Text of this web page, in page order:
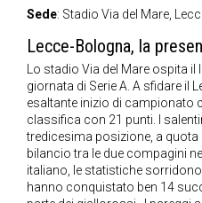
Sede: Stadio Via del Mare,
Lecce-Bologna, la
Lo stadio Via del Mare ospita
giornata di Serie A. A sfidare il
esaltante inizio di campionato
classifica con 21 punti. I
tredicesima posizione, a quota
bilancio tra le due compagini
italiano, le statistiche
hanno conquistato ben 14